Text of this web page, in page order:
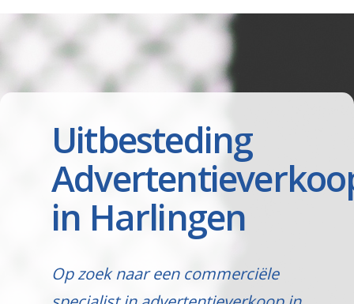
Uitbesteding
in Harlingen
Op zoek naar een commerciële